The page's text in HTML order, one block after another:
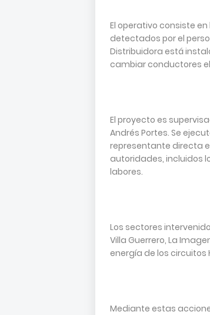
El operativo consiste
detectados por el
Distribuidora está
cambiar conductores
El proyecto es
Andrés Portes. Se
representante directa
autoridades, incluidos
labores.
Los sectores
Villa Guerrero, La
energía de los circuitos
Mediante estas